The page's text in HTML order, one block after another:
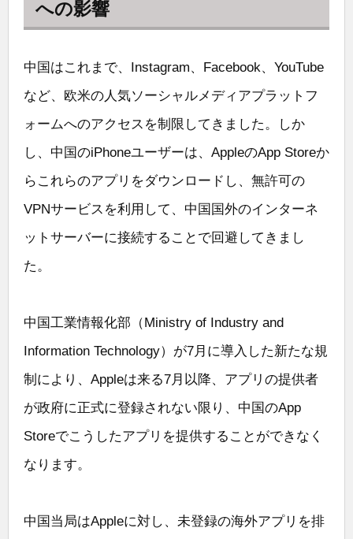
への影響
中国はこれまで、Instagram、Facebook、YouTube
など、欧米の人気ソーシャルメディアプラットフ
ォームへのアクセスを制限してきました。しか
し、中国のiPhoneユーザーは、AppleのApp Storeか
らこれらのアプリをダウンロードし、無許可の
VPNサービスを利用して、中国国外のインターネ
ットサーバーに接続することで回避してきまし
た。
中国工業情報化部（Ministry of Industry and
Information Technology）が7月に導入した新たな規
制により、Appleは来る7月以降、アプリの提供者
が政府に正式に登録されない限り、中国のApp
Storeでこうしたアプリを提供することができなく
なります。
中国当局はAppleに対し、未登録の海外アプリを排